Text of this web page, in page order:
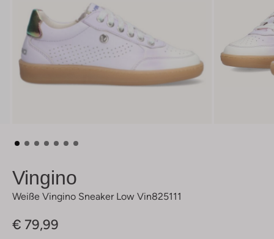
Vingino
Weiße Vingino Sneaker Low Vin825111
€ 79,99